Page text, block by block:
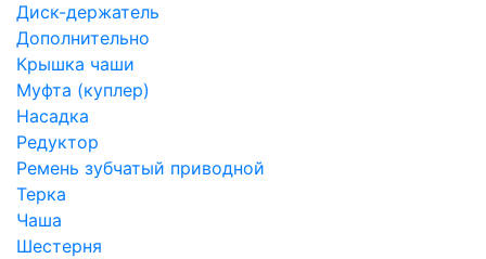
Диск-держатель
Дополнительно
Крышка чаши
Муфта (куплер)
Насадка
Редуктор
Ремень зубчатый приводной
Терка
Чаша
Шестерня